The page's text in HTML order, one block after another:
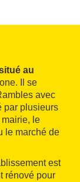
au
Il se
avec
par plusieurs
le
le marché de
est
rénové pour